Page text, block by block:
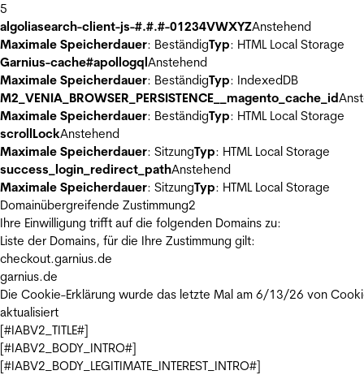
5
algoliasearch-client-js-#.#.#-01234VWXYZAnstehend
Maximale Speicherdauer: BeständigTyp: HTML Local Storage
Garnius-cache#apollogqlAnstehend
Maximale Speicherdauer: BeständigTyp: IndexedDB
M2_VENIA_BROWSER_PERSISTENCE__magento_cache_id
Maximale Speicherdauer: BeständigTyp: HTML Local Storage
scrollLockAnstehend
Maximale Speicherdauer: SitzungTyp: HTML Local Storage
success_login_redirect_pathAnstehend
Maximale Speicherdauer: SitzungTyp: HTML Local Storage
Domainübergreifende Zustimmung2
Ihre Einwilligung trifft auf die folgenden Domains zu:
Liste der Domains, für die Ihre Zustimmung gilt:
checkout.garnius.de
garnius.de
Die Cookie-Erklärung wurde das letzte Mal am 6/13/26 von
aktualisiert
[#IABV2_TITLE#]
[#IABV2_BODY_INTRO#]
[#IABV2_BODY_LEGITIMATE_INTEREST_INTRO#]